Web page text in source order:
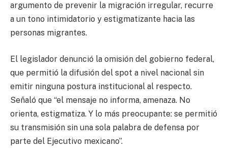
argumento de prevenir la migración irregular, recurre
a un tono intimidatorio y estigmatizante hacia las
personas migrantes.
El legislador denunció la omisión del gobierno federal,
que permitió la difusión del spot a nivel nacional sin
emitir ninguna postura institucional al respecto.
Señaló que “el mensaje no informa, amenaza. No
orienta, estigmatiza. Y lo más preocupante: se permitió
su transmisión sin una sola palabra de defensa por
parte del Ejecutivo mexicano”.